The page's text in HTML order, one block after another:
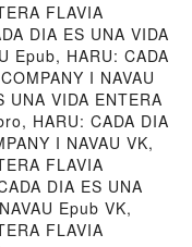
FLAVIA
DIA ES UNA VIDA
Epub, HARU: CADA
I NAVAU
VIDA ENTERA
HARU: CADA DIA
I NAVAU VK,
FLAVIA
DIA ES UNA
Epub VK,
FLAVIA